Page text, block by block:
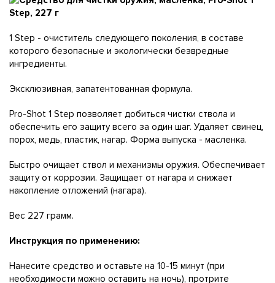
1 Step - очиститель следующего поколения, в составе
которого безопасные и экологически безвредные
ингредиенты.
Эксклюзивная, запатентованная формула.
Pro-Shot 1 Step позволяет добиться чистки ствола и
обеспечить его защиту всего за один шаг. Удаляет свинец,
порох, медь, пластик, нагар. Форма выпуска - масленка.
Быстро очищает ствол и механизмы оружия. Обеспечивает
защиту от коррозии. Защищает от нагара и снижает
накопление отложений (нагара).
Вес 227 грамм.
Инструкция по применению:
Нанесите средство и оставьте на 10-15 минут (при
необходимости можно оставить на ночь), протрите